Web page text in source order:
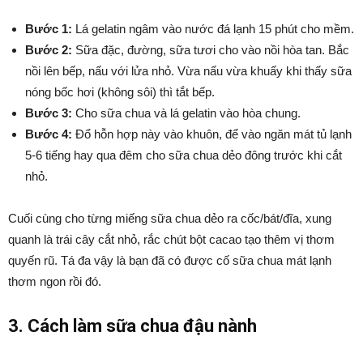
Bước 1: Lá gelatin ngâm vào nước đá lạnh 15 phút cho mềm.
Bước 2: Sữa đặc, đường, sữa tươi cho vào nồi hòa tan. Bắc
nồi lên bếp, nấu với lửa nhỏ. Vừa nấu vừa khuấy khi thấy sữa
nóng bốc hơi (không sôi) thì tắt bếp.
Bước 3: Cho sữa chua và lá gelatin vào hòa chung.
Bước 4: Đổ hỗn hợp này vào khuôn, để vào ngăn mát tủ lạnh
5-6 tiếng hay qua đêm cho sữa chua dẻo đông trước khi cắt
nhỏ.
Cuối cùng cho từng miếng sữa chua dẻo ra cốc/bát/đĩa, xung
quanh là trái cây cắt nhỏ, rắc chút bột cacao tạo thêm vị thơm
quyến rũ. Tá đa vậy là bạn đã có được cố sữa chua mát lạnh
thơm ngon rồi đó.
3. Cách làm sữa chua đậu nành